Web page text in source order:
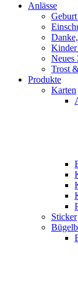
Anlässe
Kinder
Neues
Trost
Produkte
Karten
Sticker